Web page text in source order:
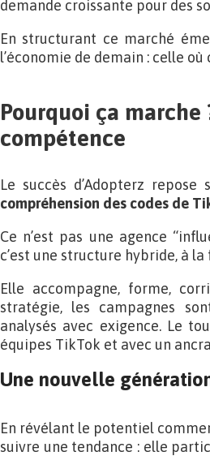
demande croissante pour des
En structurant ce marché
l’économie de demain : celle
Pourquoi ça
compétence
Le succès d’Adopterz
compréhension des codes de
Ce n’est pas une agence
c’est une structure hybride, à
Elle accompagne, forme,
stratégie, les campagnes
analysés avec exigence. Le
équipes TikTok et avec un
Une nouvelle
En révélant le potentiel
suivre une tendance : elle